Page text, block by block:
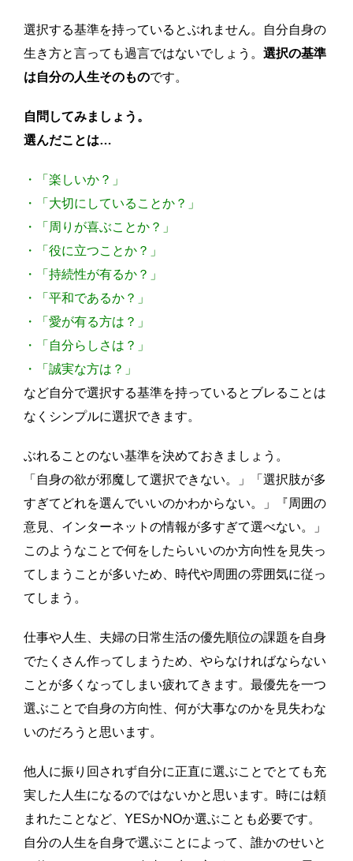
選択する基準を持っているとぶれません。自分自身の
生き方と言っても過言ではないでしょう。 選択の基準
は自分の人生そのものです。
自問してみましょう。
選んだことは…
・「楽しいか？」
・「大切にしていることか？」
・「周りが喜ぶことか？」
・「役に立つことか？」
・「持続性が有るか？」
・「平和であるか？」
・「愛が有る方は？」
・「自分らしさは？」
・「誠実な方は？」
など自分で選択する基準を持っているとブレることは
なくシンプルに選択できます。
ぶれることのない基準を決めておきましょう。
「自身の欲が邪魔して選択できない。」「選択肢が多
すぎてどれを選んでいいのかわからない。」『周囲の
意見、インターネットの情報が多すぎて選べない。」
このようなことで何をしたらいいのか方向性を見失っ
てしまうことが多いため、時代や周囲の雰囲気に従っ
てしまう。
仕事や人生、夫婦の日常生活の優先順位の課題を自身
でたくさん作ってしまうため、やらなければならない
ことが多くなってしまい疲れてきます。最優先を一つ
選ぶことで自身の方向性、何が大事なのかを見失わな
いのだろうと思います。
他人に振り回されず自分に正直に選ぶことでとても充
実した人生になるのではないかと思います。時には頼
まれたことなど、YESかNOか選ぶことも必要です。
自分の人生を自身で選ぶことによって、誰かのせいと